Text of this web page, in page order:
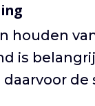
houden
is
daarvoor de